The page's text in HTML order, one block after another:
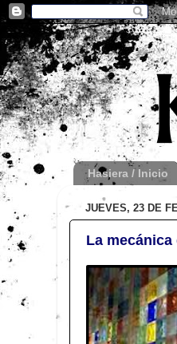
Hasiera / Inicio
JUEVES, 23 DE
La